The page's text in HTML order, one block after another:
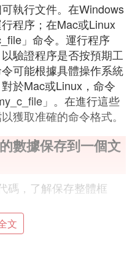
執行文件。在Windows
程序；在Mac或Linux
」命令。運行程序
驗證程序是否按預期工
可能根據具體操作系統
於Mac或Linux，命令
」。在進行這些
獲取准確的命令格式。
數據保存到一個文
碼，了解保存整體框
文